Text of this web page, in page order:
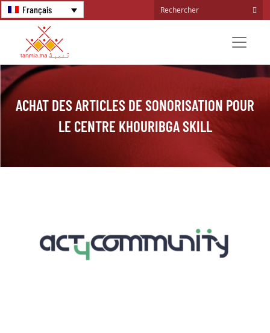
Français
ACHAT DES ARTICLES DE SONORISATION POUR
LE CENTRE KHOURIBGA SKILL